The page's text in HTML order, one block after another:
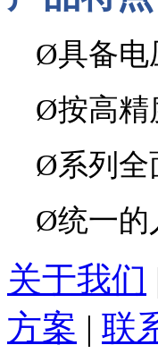
Ø具备电
Ø按高精
Ø系列
Ø统一的
关于我们
方案 | 联